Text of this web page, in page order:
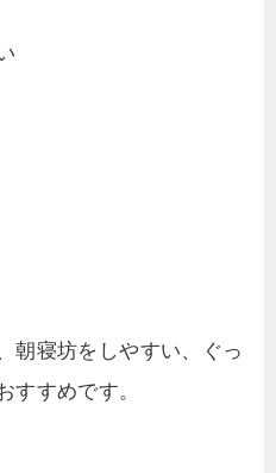
朝寝坊をしやすい、ぐっ
すすめです。